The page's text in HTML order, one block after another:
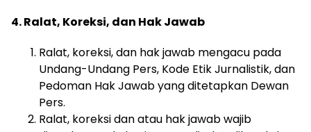
4. Ralat, Koreksi, dan Hak Jawab
Ralat, koreksi, dan hak jawab mengacu pada
Undang-Undang Pers, Kode Etik Jurnalistik, dan
Pedoman Hak Jawab yang ditetapkan Dewan
Pers.
Ralat, koreksi dan atau hak jawab wajib